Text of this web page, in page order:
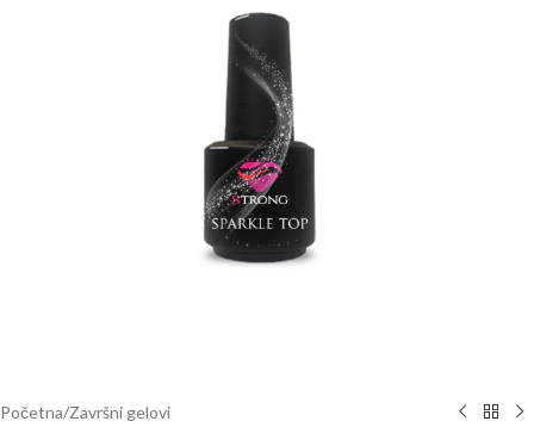
Početna/Završni gelovi